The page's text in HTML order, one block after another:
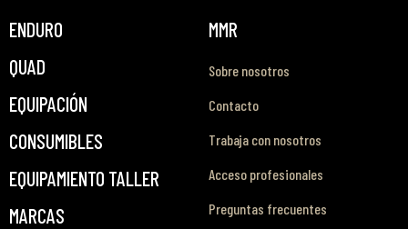
ENDURO
QUAD
EQUIPACIÓN
CONSUMIBLES
EQUIPAMIENTO TALLER
MARCAS
MMR
Sobre nosotros
Contacto
Trabaja con nosotros
Acceso profesionales
Preguntas frecuentes